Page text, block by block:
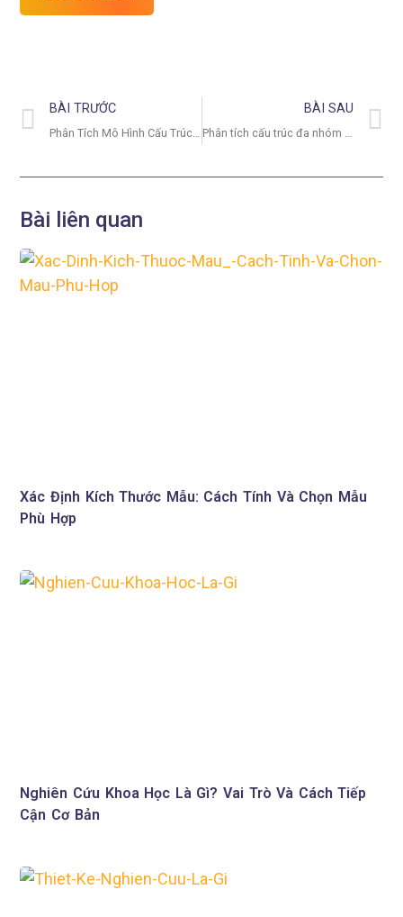
BÀI TRƯỚC
Phân Tích Mô Hình Cấu Trúc Tuyến Tính SEM Trên AMOS
BÀI SAU
Phân tích cấu trúc đa nhóm Multigroup Analysis trong AMOS
Bài liên quan
Xác Định Kích Thước Mẫu: Cách Tính Và Chọn Mẫu
Phù Hợp
Nghiên Cứu Khoa Học Là Gì? Vai Trò Và Cách Tiếp
Cận Cơ Bản